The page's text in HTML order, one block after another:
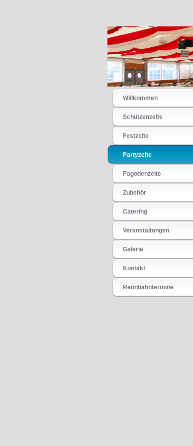
Willkommen
Schützenzelte
Festzelte
Partyzelte
Pagodenzelte
Zubehör
Catering
Veranstaltungen
Galerie
Kontakt
Rennbahntermine